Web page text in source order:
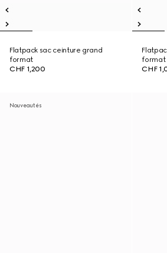
Flatpack sac ceinture grand
format
CHF 1,200
format
CHF
Nouveautés